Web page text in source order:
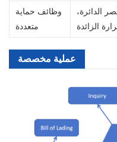
وظائف حماية
متعددة
الدائرة،
الزائدة
عملية مخصصة